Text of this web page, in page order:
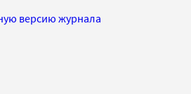
версию журнала